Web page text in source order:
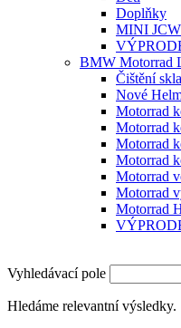
Doplňky
MINI JCW
BMW Motorrad
Čištění
Nové
Motorrad
Motorrad
Motorrad
Motorrad
Motorrad
Motorrad
Motorrad
Vyhledávací pole
Hledáme relevantní výsledky.